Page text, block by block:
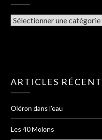
ARTICLES
Oléron dans l’eau
Les 40 Molons